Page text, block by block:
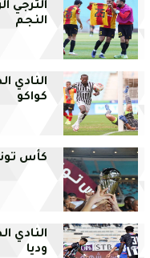
الترجي
النجم
النادي
كواكو
كأس
وديا